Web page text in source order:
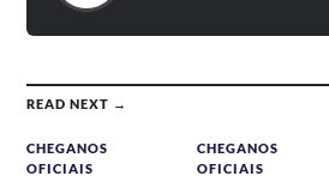
READ NEXT →
CHEGANOS
OFICIAIS
CHEGANOS
OFICIAIS